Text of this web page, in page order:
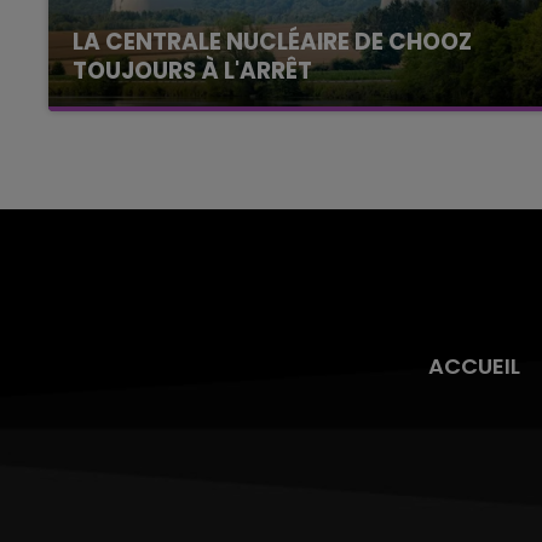
LA CENTRALE NUCLÉAIRE DE CHOOZ
TOUJOURS À L'ARRÊT
Cela fait déjà une semaine que la centrale
ACCUEIL